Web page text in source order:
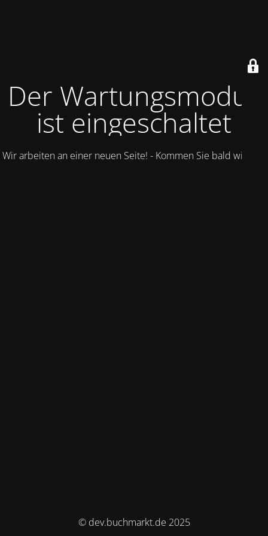
Der Wartungsmodus
ist eingeschaltet
Wir arbeiten an einer neuen Seite! - Kommen Sie bald wieder.
© dev.buchmarkt.de 2025